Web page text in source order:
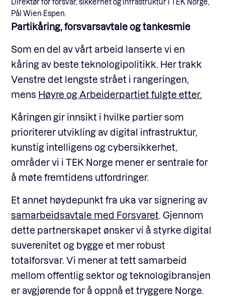
Pål Wien Espen.
Partikåring, forsvarsavtale og tankesmie
Som en del av vårt arbeid lanserte vi en
kåring av beste teknologipolitikk. Her trakk
Venstre det lengste strået i rangeringen,
mens Høyre og Arbeiderpartiet fulgte etter.
Kåringen gir innsikt i hvilke partier som
prioriterer utvikling av digital infrastruktur,
kunstig intelligens og cybersikkerhet,
områder vi i TEK Norge mener er sentrale for
å møte fremtidens utfordringer.
Et annet høydepunkt fra uka var signering av
samarbeidsavtale med Forsvaret . Gjennom
dette partnerskapet ønsker vi å styrke digital
suverenitet og bygge et mer robust
totalforsvar. Vi mener at tett samarbeid
mellom offentlig sektor og teknologibransjen
er avgjørende for å oppnå et tryggere Norge.